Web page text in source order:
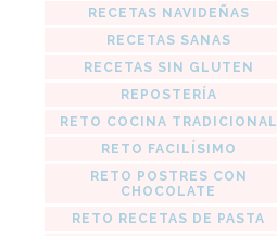
RECETAS NAVIDEÑAS
RECETAS SANAS
RECETAS SIN GLUTEN
REPOSTERÍA
RETO COCINA TRADICIONAL
RETO FACILÍSIMO
RETO POSTRES CON
CHOCOLATE
RETO RECETAS DE PASTA